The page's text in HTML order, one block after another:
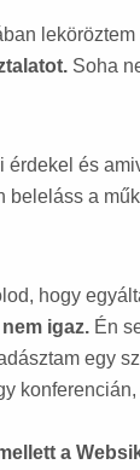
Soha
és
beleláss a
hogy
igaz. Én
egy
a